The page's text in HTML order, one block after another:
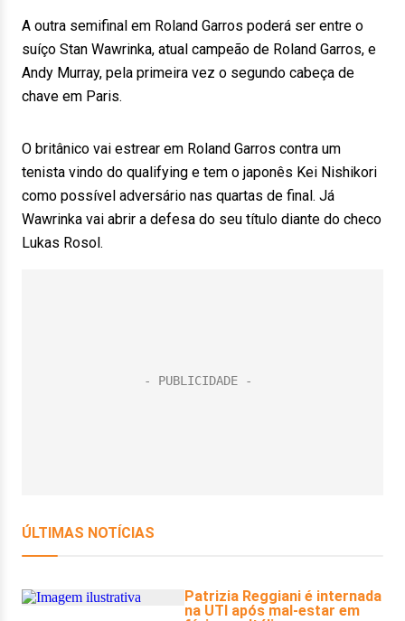
A outra semifinal em Roland Garros poderá ser entre o
suíço Stan Wawrinka, atual campeão de Roland Garros, e
Andy Murray, pela primeira vez o segundo cabeça de
chave em Paris.
O britânico vai estrear em Roland Garros contra um
tenista vindo do qualifying e tem o japonês Kei Nishikori
como possível adversário nas quartas de final. Já
Wawrinka vai abrir a defesa do seu título diante do checo
Lukas Rosol.